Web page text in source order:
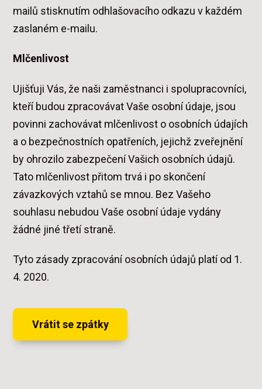
mailů stisknutím odhlašovacího odkazu v každém
zaslaném e-mailu.
Mlčenlivost
Ujišťuji Vás, že naši zaměstnanci i spolupracovníci,
kteří budou zpracovávat Vaše osobní údaje, jsou
povinni zachovávat mlčenlivost o osobních údajích
a o bezpečnostních opatřeních, jejichž zveřejnění
by ohrozilo zabezpečení Vašich osobních údajů.
Tato mlčenlivost přitom trvá i po skončení
závazkových vztahů se mnou. Bez Vašeho
souhlasu nebudou Vaše osobní údaje vydány
žádné jiné třetí straně.
Tyto zásady zpracování osobních údajů platí od 1.
4. 2020.
Vrátit se zpátky